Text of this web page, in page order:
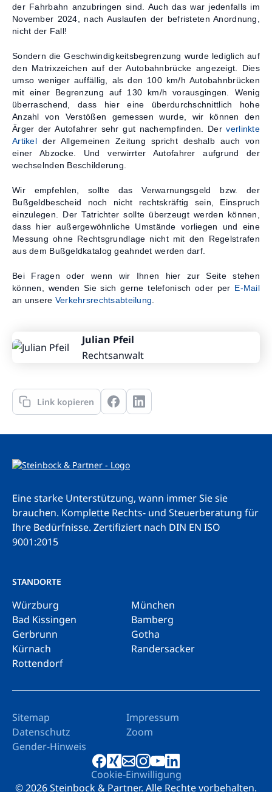
der Fahrbahn anzubringen sind. Auch das war jedenfalls im
November 2024, nach Auslaufen der befristeten Anordnung,
nicht der Fall!
Sondern die Geschwindigkeitsbegrenzung wurde lediglich auf
den Matrixzeichen auf der Autobahnbrücke angezeigt. Dies
umso weniger auffällig, als den 100 km/h Autobahnbrücken
mit einer Begrenzung auf 130 km/h vorausgingen. Wenig
überraschend, dass hier eine überdurchschnittlich hohe
Anzahl von Verstößen gemessen wurde, wir können den
Ärger der Autofahrer sehr gut nachempfinden. Derverlinkte
Artikelder Allgemeinen Zeitung spricht deshalb auch von
einer Abzocke. Und verwirrter Autofahrer aufgrund der
wechselnden Beschilderung.
Wir empfehlen, sollte das Verwarnungsgeld bzw. der
Bußgeldbescheid noch nicht rechtskräftig sein, Einspruch
einzulegen. Der Tatrichter sollte überzeugt werden können,
dass hier außergewöhnliche Umstände vorliegen und eine
Messung ohne Rechtsgrundlage nicht mit den Regelstrafen
aus dem Bußgeldkatalog geahndet werden darf.
Bei Fragen oder wenn wir Ihnen hier zur Seite stehen
können, wenden Sie sich gerne telefonisch oder per E-Mail
an unsere Verkehrsrechtsabteilung
Julian Pfeil
Rechtsanwalt
Link kopieren
Eine starke Unterstützung, wann immer Sie sie
brauchen. Komplette Rechts- und Steuerberatung für
Ihre Bedürfnisse. Zertifiziert nach DIN EN ISO
9001:2015
STANDORTE
Würzburg
München
Bad Kissingen
Bamberg
Gerbrunn
Gotha
Kürnach
Randersacker
Rottendorf
Sitemap
Impressum
Datenschutz
Zoom
Gender-Hinweis
© 2026 Steinbock & Partner. Alle Rechte vorbehalten.
Cookie-Einwilligung